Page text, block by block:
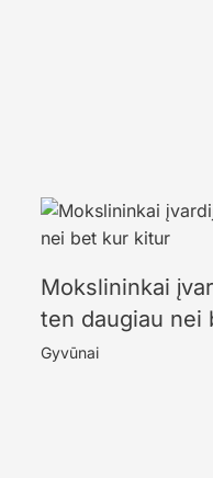
Mokslininkai
ten daugiau nei
Gyvūnai